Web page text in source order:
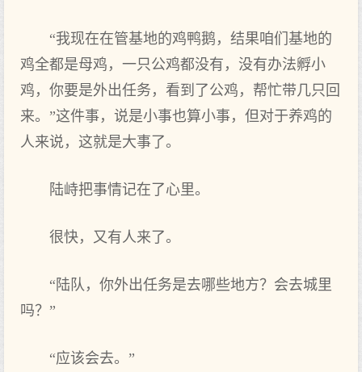
“我现在在管基地的鸡鸭鹅，结果咱们基地的
鸡全都是母鸡，一只公鸡都没有，没有办法孵小
鸡，你要是外出任务，看到了公鸡，帮忙带几只回
来。”这件事，说是小事也算小事，但对于养鸡的
人来说，这就是大事了。
陆峙把事情记在了心里。
很快，又有人来了。
“陆队，你外出任务是去哪些地方？会去城里
吗？”
“应该会去。”